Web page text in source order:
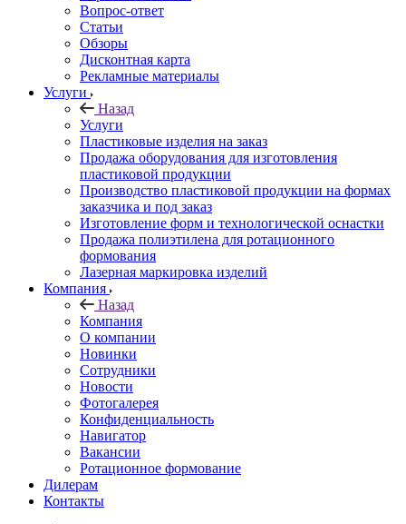
Вопрос-ответ
Статьи
Обзоры
Дисконтная карта
Рекламные материалы
Услуги
Назад
Услуги
Пластиковые изделия на заказ
Продажа оборудования для изготовления
пластиковой продукции
Производство пластиковой продукции на формах
заказчика и под заказ
Изготовление форм и технологической оснастки
Продажа полиэтилена для ротационного
формования
Лазерная маркировка изделий
Компания
Назад
Компания
О компании
Новинки
Сотрудники
Новости
Фотогалерея
Конфиденциальность
Навигатор
Вакансии
Ротационное формование
Дилерам
Контакты